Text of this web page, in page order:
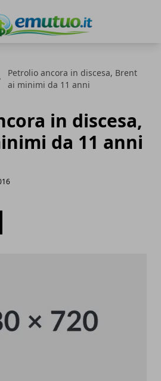
Petrolio ancora in discesa, Brent
ai minimi da 11 anni
in discesa,
da 11 anni